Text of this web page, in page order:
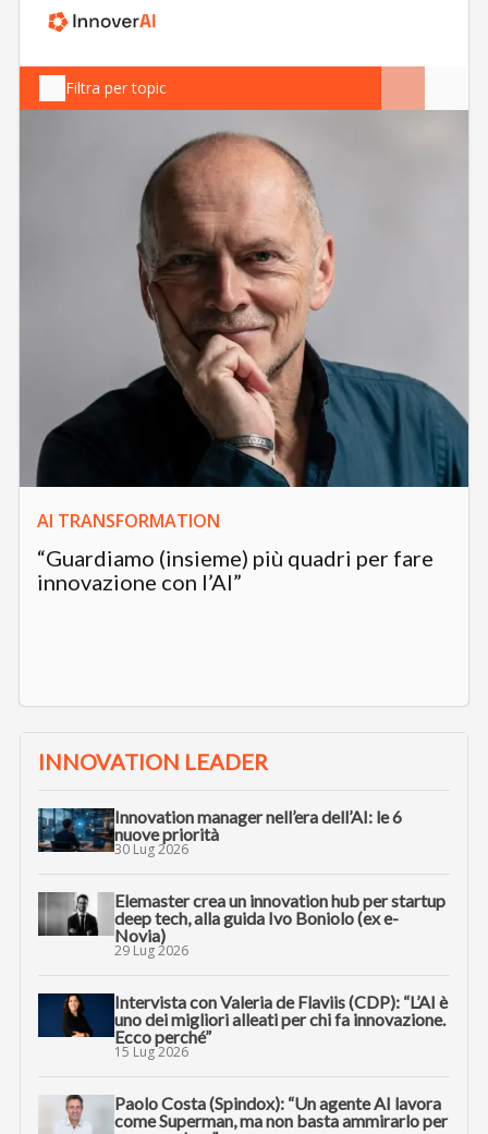
Filtra per topic
AI TRANSFORMATION
“Guardiamo (insieme) più quadri per fare
innovazione con l’AI”
INNOVATION LEADER
Innovation manager nell’era dell’AI: le 6
nuove priorità
30 Lug 2026
Elemaster crea un innovation hub per startup
deep tech, alla guida Ivo Boniolo (ex e-
Novia)
29 Lug 2026
Intervista con Valeria de Flaviis (CDP): “L’AI è
uno dei migliori alleati per chi fa innovazione.
Ecco perché”
15 Lug 2026
Paolo Costa (Spindox): “Un agente AI lavora
come Superman, ma non basta ammirarlo per